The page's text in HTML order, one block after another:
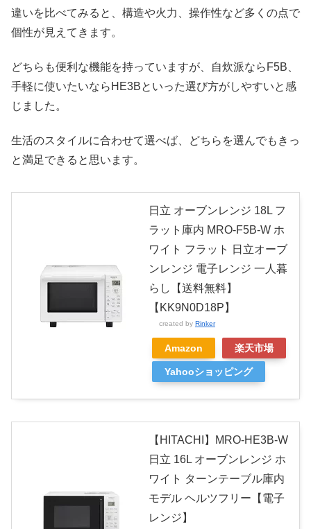
違いを比べてみると、構造や火力、操作性など多くの点で
個性が見えてきます。
どちらも便利な機能を持っていますが、自炊派ならF5B、
手軽に使いたいならHE3Bといった選び方がしやすいと感
じました。
生活のスタイルに合わせて選べば、どちらを選んでもきっ
と満足できると思います。
日立 オーブンレンジ 18L フ
ラット庫内 MRO-F5B-W ホ
ワイト フラット 日立オーブ
ンレンジ 電子レンジ 一人暮
らし【送料無料】
【KK9N0D18P】
created by Rinker
Amazon 楽天市場
Yahooショッピング
【HITACHI】MRO-HE3B-W
日立 16L オーブンレンジ ホ
ワイト ターンテーブル庫内
モデル ヘルツフリー【電子
レンジ】